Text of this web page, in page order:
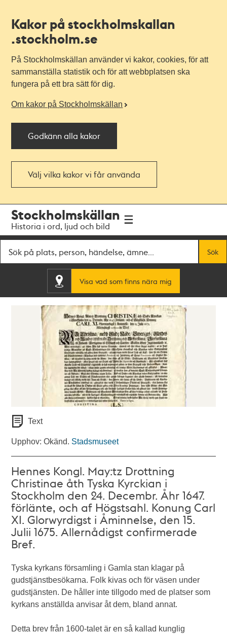
Kakor på stockholmskallan
.stockholm.se
På Stockholmskällan använder vi kakor, cookies, för att
sammanställa statistik och för att webbplatsen ska
fungera på ett bra sätt för dig.
Om kakor på Stockholmskällan
Godkänn alla kakor
Välj vilka kakor vi får använda
navigationen
huvudinnehållet
Stockholmskällan
Historia i ord, ljud och bild
Sök
Visa vad som finns nära mig
Text
Upphov: Okänd. Stadsmuseet
Hennes Kongl. May:tz Drottning
Christinae åth Tyska Kyrckian i
Stockholm den 24. Decembr. Åhr 1647.
förlänte, och af Högstsahl. Konung Carl
XI. Glorwyrdigst i Åminnelse, den 15.
Julii 1675. Allernådigst confirmerade
Bref.
Tyska kyrkans församling i Gamla stan klagar på
gudstjänstbesökarna. Folk kivas och för väsen under
gudstjänsten. De håller inte tillgodo med de platser som
kyrkans anställda anvisar åt dem, bland annat.
Detta brev från 1600-talet är en så kallad kunglig